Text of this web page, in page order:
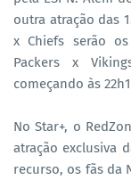
outra atração das
x Chiefs serão
Packers x
começando às
No Star+, o
atração exclusiva
recurso, os fãs da